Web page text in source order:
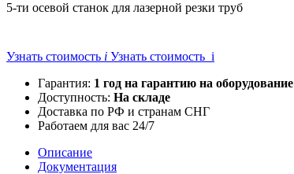
5-ти осевой станок для лазерной резки труб
Узнать стоимость i Узнать стоимость i
Гарантия: 1 год на гарантию на оборудование
Доступность: На складе
Доставка по РФ и странам СНГ
Работаем для вас 24/7
Описание
Документация